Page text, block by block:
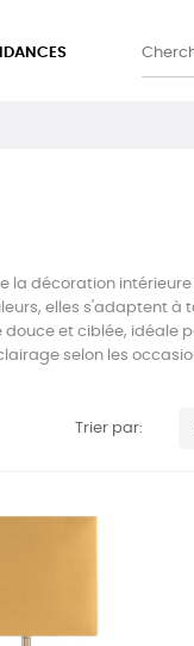
la décoration
elles s'adaptent à
et ciblée, idéale
selon les
Trier par: